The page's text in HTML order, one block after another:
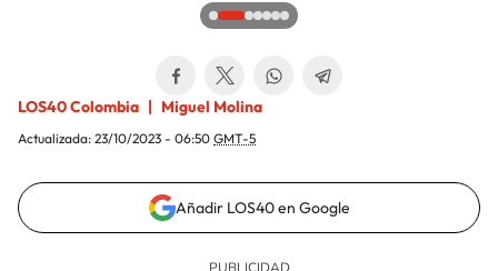
LOS40 Colombia Miguel Molina
Actualizada: 23/10/2023 - 06:50 GMT-5
Añadir LOS40 en Google